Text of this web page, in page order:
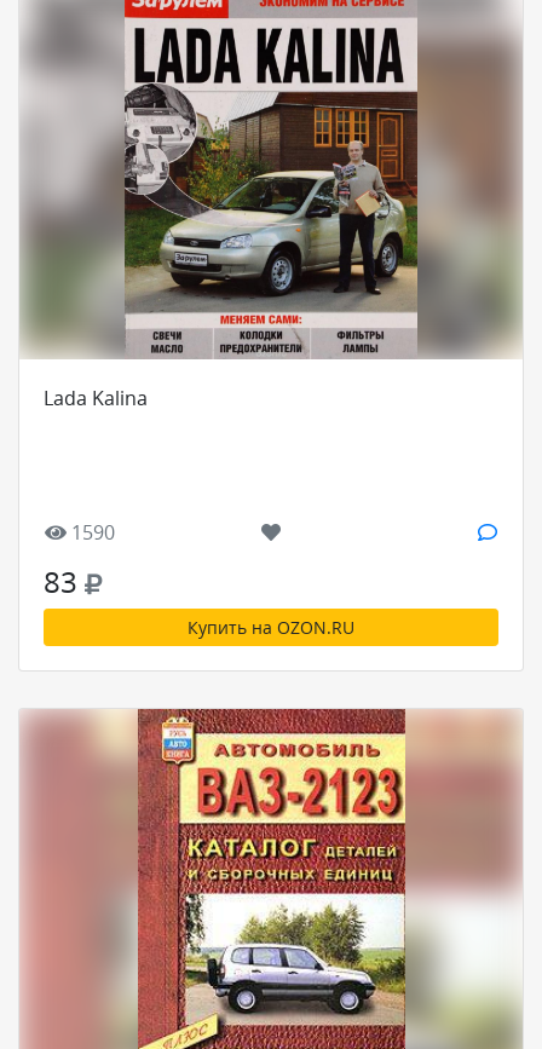
Lada Kalina
1590
83
Купить на OZON.RU